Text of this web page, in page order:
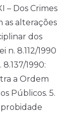
– Dos Crimes
as alterações
dos
n. 8.112/1990
1990:
a Ordem
Públicos. 5.